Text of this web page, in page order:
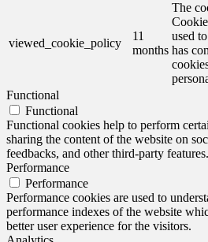
viewed_cookie_policy
11
months
The
used
has
Functional
Functional
Functional cookies help to perform
sharing the content of the website on
feedbacks, and other third-party features.
Performance
Performance
Performance cookies are used to
performance indexes of the website
better user experience for the visitors.